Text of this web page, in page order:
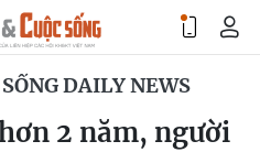
DAILY NEWS
2 năm, người